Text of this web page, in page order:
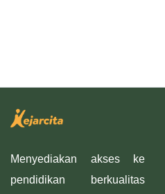
Menyediakan akses ke
pendidikan berkualitas